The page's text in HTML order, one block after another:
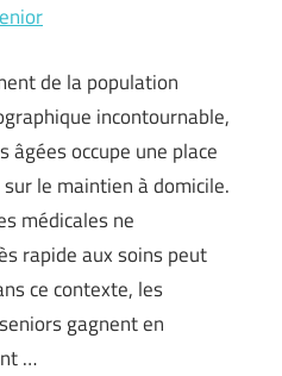
de la population
incontournable,
âgées occupe une place
le maintien à domicile.
médicales ne
rapide aux soins peut
ce contexte, les
gagnent en
…